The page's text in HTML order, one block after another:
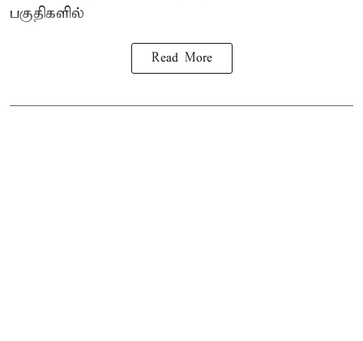
பகுதிகளில்
Read More